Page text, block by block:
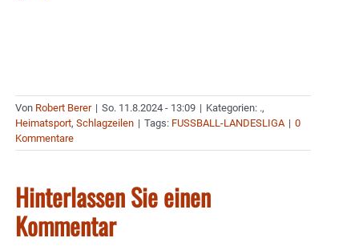
Von Robert Berer | So. 11.8.2024 - 13:09 | Kategorien: .,
Heimatsport, Schlagzeilen | Tags: FUSSBALL-LANDESLIGA | 0
Kommentare
Hinterlassen Sie einen
Kommentar